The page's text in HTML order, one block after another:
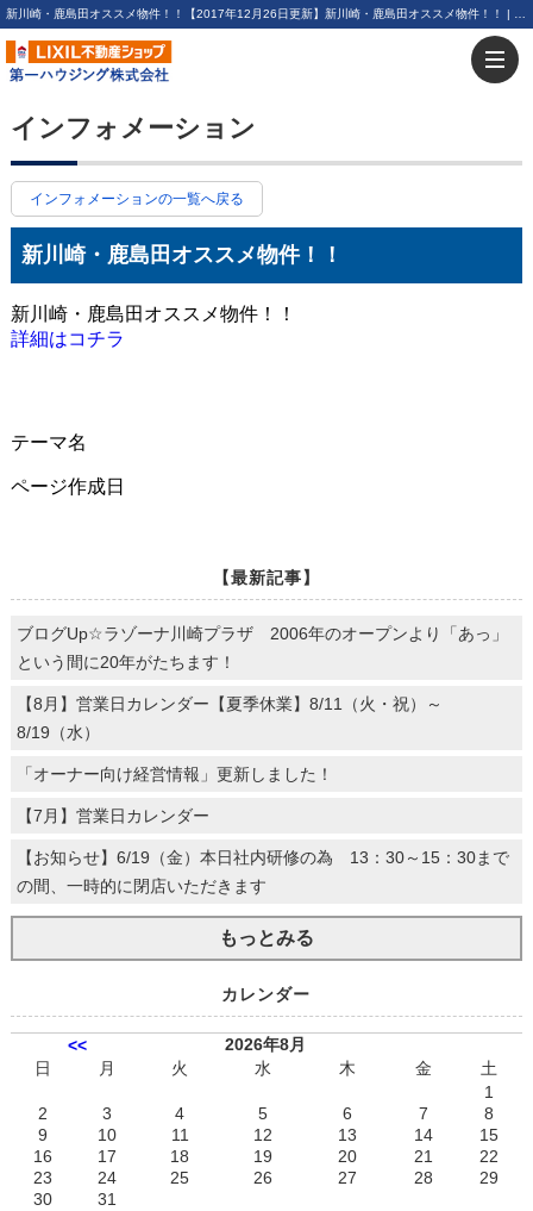
インフォメーション
インフォメーションの一覧へ戻る
新川崎・鹿島田オススメ物件！！
新川崎・鹿島田オススメ物件！！
詳細はコチラ
テーマ名
ページ作成日
【最新記事】
ブログUp☆ラゾーナ川崎プラザ 2006年のオープンより「あっ」
という間に20年がたちます！
【8月】営業日カレンダー【夏季休業】8/11（火・祝）～
8/19（水）
「オーナー向け経営情報」更新しました！
【7月】営業日カレンダー
【お知らせ】6/19（金）本日社内研修の為 13：30～15：30まで
の間、一時的に閉店いただきます
もっとみる
カレンダー
<<
2026年8月
日
月 火 水 木 金
土
1
2
3 4 5 6 7
8
9
10 11 12 13 14
15
16
17 18 19 20 21
22
23
24 25 26 27 28
29
30
31